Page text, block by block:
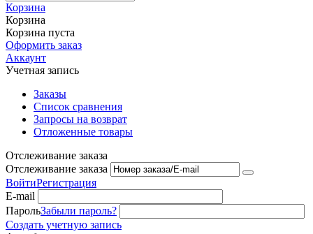
Корзина
Корзина
Корзина пуста
Оформить заказ
Аккаунт
Учетная запись
Заказы
Список сравнения
Запросы на возврат
Отложенные товары
Отслеживание заказа
Отслеживание заказа
ВойтиРегистрация
E-mail
ПарольЗабыли пароль?
Создать учетную запись